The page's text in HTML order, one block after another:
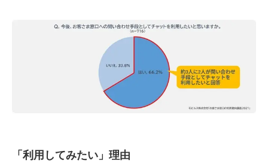
「利用してみたい」理由